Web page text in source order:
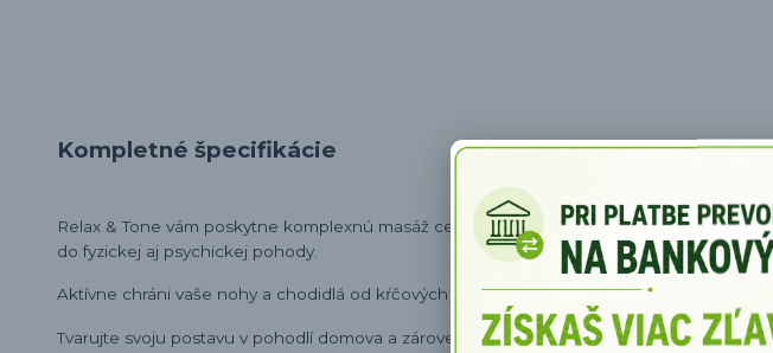
Kompletné špecifikácie
Relax & Tone vám poskytne komplexnú masáž celého tela, rovnako ako by to bol váš
do fyzickej aj psychickej pohody.
Aktívne chráni vaše nohy a chodidlá od kŕčových žíl a opuchov.
Tvarujte svoju postavu v pohodlí domova a zároveň si užívajte každodennú relaxačnú